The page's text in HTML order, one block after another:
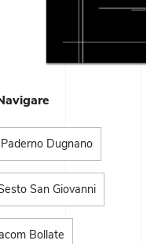
Dugnano
San Giovanni
Bollate